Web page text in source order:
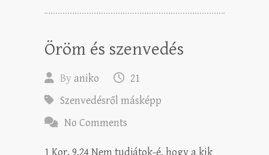
Öröm és szenvedés
By aniko
21
Szenvedésről másképp
No Comments